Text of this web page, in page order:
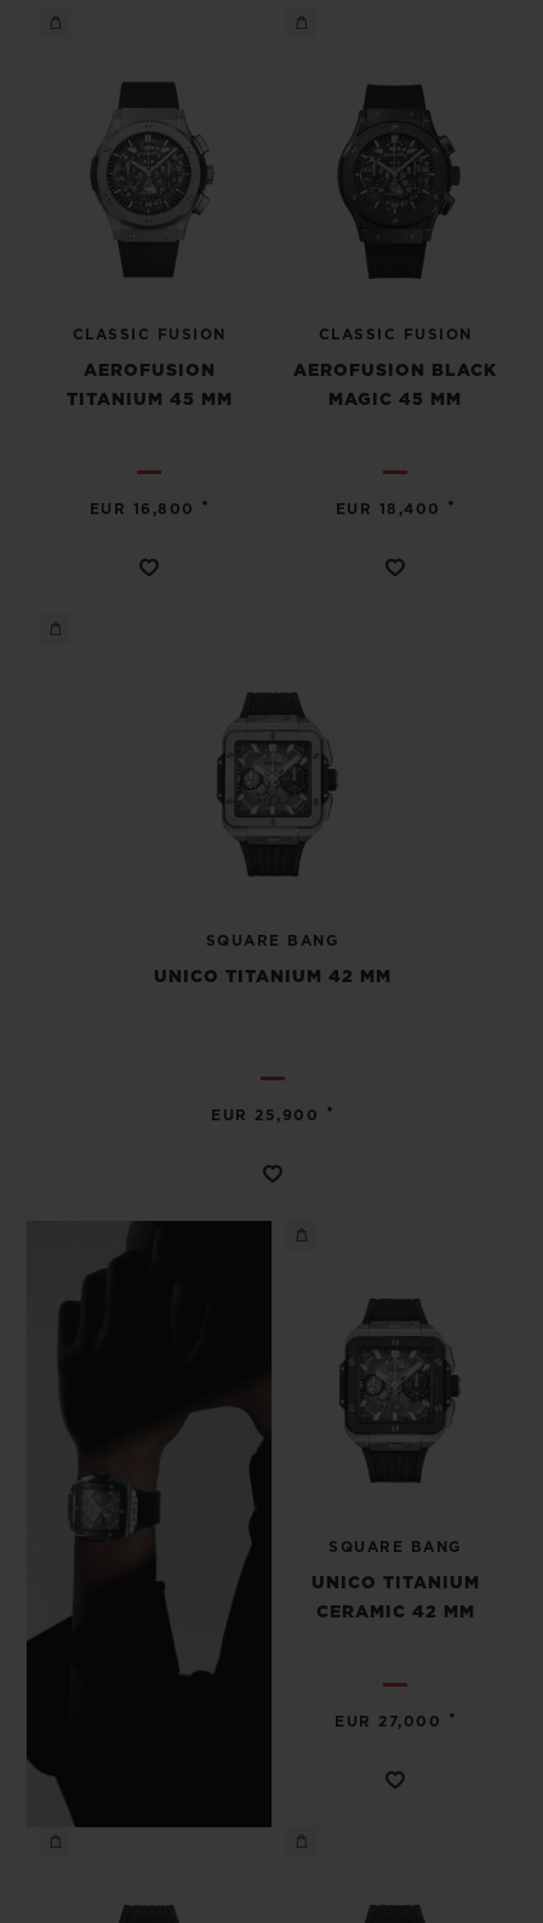
CLASSIC FUSION
AEROFUSION
TITANIUM 45 MM
EUR 16,800 •
CLASSIC FUSION
AEROFUSION BLACK
MAGIC 45 MM
EUR 18,400 •
SQUARE BANG
UNICO TITANIUM 42 MM
EUR 25,900 •
SQUARE BANG
UNICO TITANIUM
CERAMIC 42 MM
EUR 27,000 •